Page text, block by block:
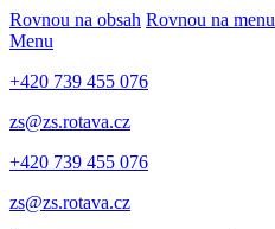
Rovnou na obsah Rovnou na menu
Menu
+420 739 455 076
zs@zs.rotava.cz
+420 739 455 076
zs@zs.rotava.cz